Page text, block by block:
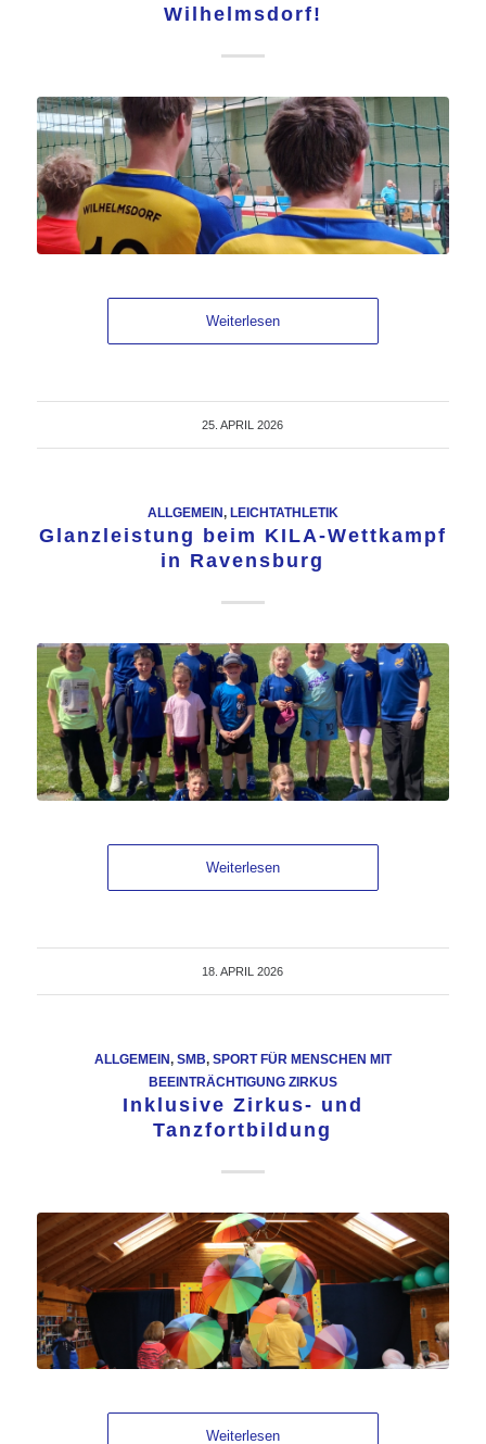
Wilhelmsdorf!
Weiterlesen
25. APRIL 2026
ALLGEMEIN, LEICHTATHLETIK
Glanzleistung beim KILA-Wettkampf
in Ravensburg
Weiterlesen
18. APRIL 2026
ALLGEMEIN SMB SPORT FÜR MENSCHEN MIT
BEEINTRÄCHTIGUNG ZIRKUS
Inklusive Zirkus- und
Tanzfortbildung
Weiterlesen